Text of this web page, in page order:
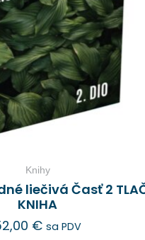
Knihy
liečivá Časť 2
KNIHA
€ sa PDV